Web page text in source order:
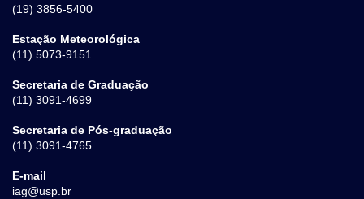
(19) 3856-5400
Estação Meteorológica
(11) 5073-9151
Secretaria de Graduação
(11) 3091-4699
Secretaria de Pós-graduação
(11) 3091-4765
E-mail
iag@usp.br